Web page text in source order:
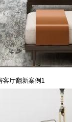
客厅翻新案例1